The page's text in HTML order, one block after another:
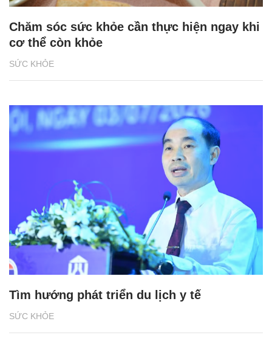
SỨC KHỎE
Chăm sóc sức khỏe cần thực hiện ngay khi
cơ thể còn khỏe
SỨC KHỎE
Tìm hướng phát triển du lịch y tế